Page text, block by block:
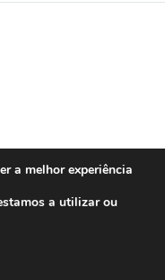
a melhor experiência
a utilizar ou